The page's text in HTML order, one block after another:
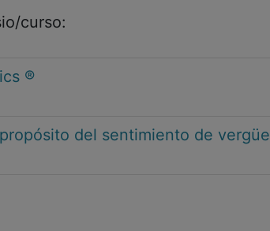
curso:
®
del sentimiento de